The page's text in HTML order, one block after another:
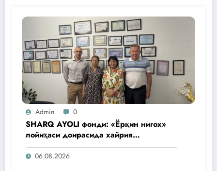
Admin 0
SHARQ AYOLI фонди: «Ёрқин нигох»
лойиҳаси доирасида хайрия
операциялари ўтказилади
06.08.2026